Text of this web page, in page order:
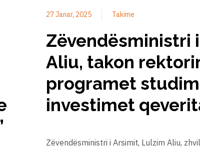
27 Janar, 2025 Takime
Zëvendësministri
Aliu, takon
programet
investimet
Zëvendësministri i Arsimit, Lulzim Aliu,